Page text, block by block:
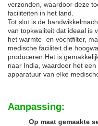
verzonden, waardoor deze
faciliteiten in het land.
Tot slot is de
van topkwaliteit dat ideaal is
het warmte- en vochtfilter,
medische faciliteit die
produceren.Het is
naar India, waardoor het
apparatuur van elke
Aanpassing:
Op maat gemaakte